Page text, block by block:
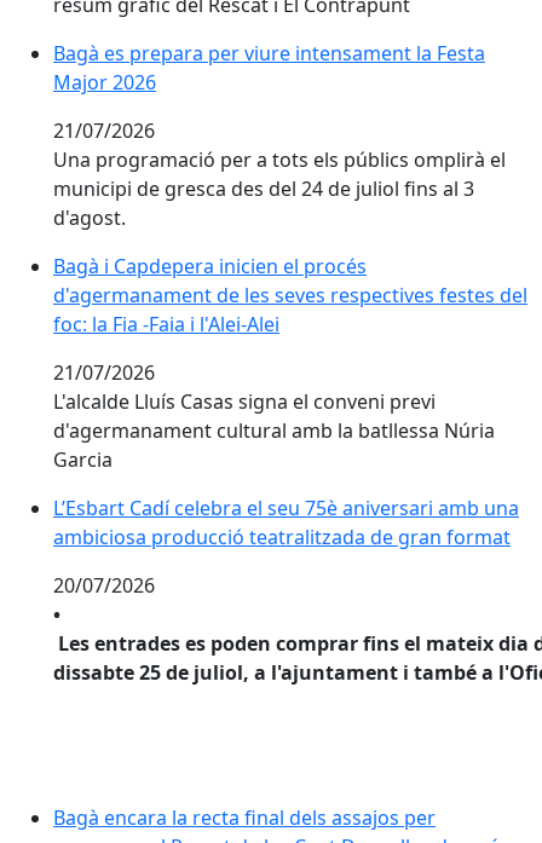
Bagà es prepara per viure intensament la Festa
Bagà es prepara per viure intensament la Festa
Major 2026
21/07/2026
Una programació per a tots els públics omplirà el
municipi de gresca des del 24 de juliol fins al 3
d'agost.
Bagà i Capdepera inicien el procés d'agermanament
Bagà i Capdepera inicien el procés
d'agermanament de les seves respectives festes del
foc: la Fia -Faia i l'Alei-Alei
21/07/2026
L'alcalde Lluís Casas signa el conveni previ
d'agermanament cultural amb la batllessa Núria
Garcia
L’Esbart Cadí celebra el seu 75è aniversari amb
L’Esbart Cadí celebra el seu 75è aniversari amb una
ambiciosa producció teatralitzada de gran format
20/07/2026
•
Les entrades es poden comprar fins el mateix dia
dissabte 25 de juliol, a l'ajuntament i també a
Bagà encara la recta final dels assajos per
Bagà encara la recta final dels assajos per